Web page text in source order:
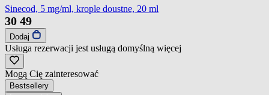
Sinecod, 5 mg/ml, krople doustne, 20 ml
30 49
Dodaj
Usługa rezerwacji jest usługą domyślną więcej
Mogą Cię zainteresować
Bestsellery